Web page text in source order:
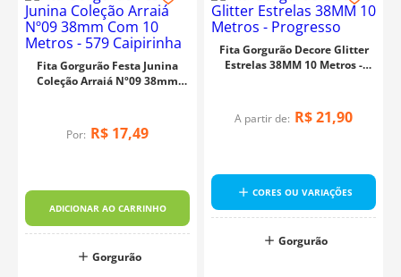
Fita Gorgurão Festa Junina
Coleção Arraiá Nº09 38mm
Por: R$ 17,49
ADICIONAR AO CARRINHO
Gorgurão
Fita Gorgurão Decore Glitter
Estrelas 38MM 10 Metros -
A partir de: R$21,90
CORES OU VARIAÇÕES
Gorgurão